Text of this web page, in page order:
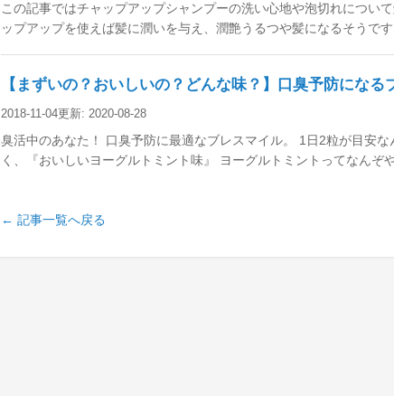
この記事ではチャップアップシャンプーの洗い心地や泡切れについ
ップアップを使えば髪に潤いを与え、潤艶うるつや髪になるそうで
【まずいの？おいしいの？どんな味？】口臭予防にな
2018-11-04更新: 2020-08-28
臭活中のあなた！ 口臭予防に最適なブレスマイル。 1日2粒が目安
く、『おいしいヨーグルトミント味』 ヨーグルトミントってなんぞ
← 記事一覧へ戻る